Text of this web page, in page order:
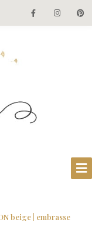
beige embrasse